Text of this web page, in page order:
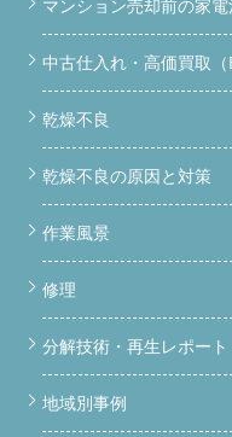
マンション売却前の家
中古仕入れ・高価買取（
乾燥不良
乾燥不良の原因と対策
作業風景
修理
分解技術・再生レポート
地域別事例